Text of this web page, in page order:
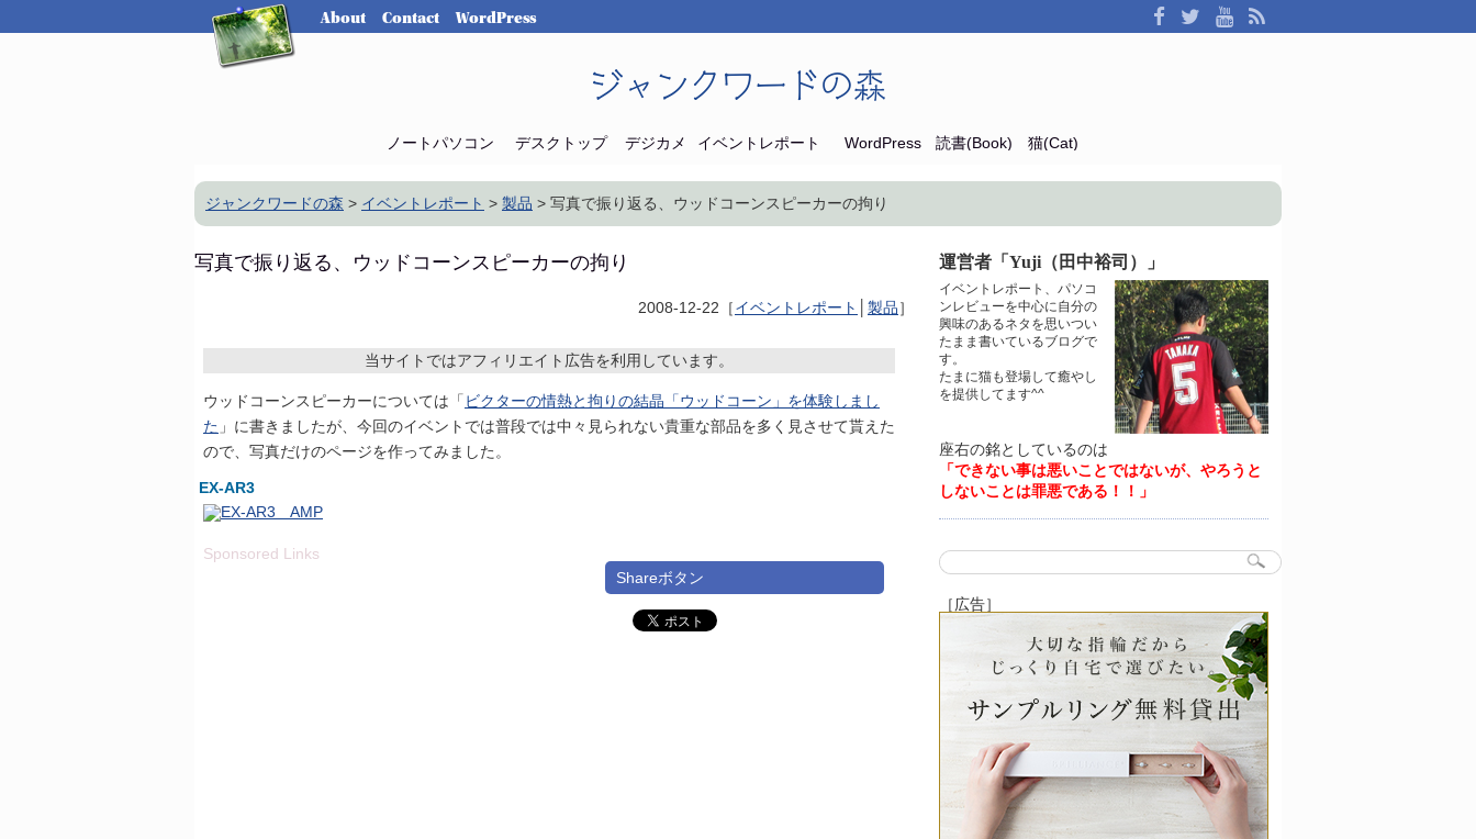
About Contact WordPress
ジャンクワードの森
ノートパソコン デスクトップ デジカメ イベントレポート WordPress 読書(Book) 猫(Cat)
ジャンクワードの森 > イベントレポート > 製品 > 写真で振り返る、ウッドコーンスピーカーの拘り
写真で振り返る、ウッドコーンスピーカーの拘り
2008-12-22［イベントレポート 製品］
当サイトではアフィリエイト広告を利用しています。
ウッドコーンスピーカーについては「 ビクターの情熱と拘りの結晶「ウッドコーン」を体験しまし
た 」に書きましたが、今回のイベントでは普段では中々見られない貴重な部品を多く見させて貰えた
ので、写真だけのページを作ってみました。
EX-AR3
Sponsored Links
Shareボタン
運営者「Yuji（田中裕司）」
イベントレポート、パソコ
ンレビューを中心に自分の
興味のあるネタを思いつい
たまま書いているブログで
す。
たまに猫も登場して癒やし
を提供してます^^
座右の銘としているのは
「できない事は悪いことではないが、やろうと
しないことは罪悪である！！」
［広告］